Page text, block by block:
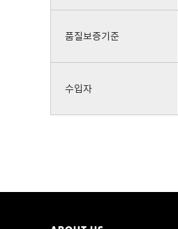
품질보증기준
수입자